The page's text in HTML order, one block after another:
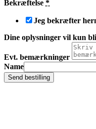
Bekræftelse *
Jeg bekræfter
Dine oplysninger vil kun
Evt. bemærkninger
Name
Send bestilling